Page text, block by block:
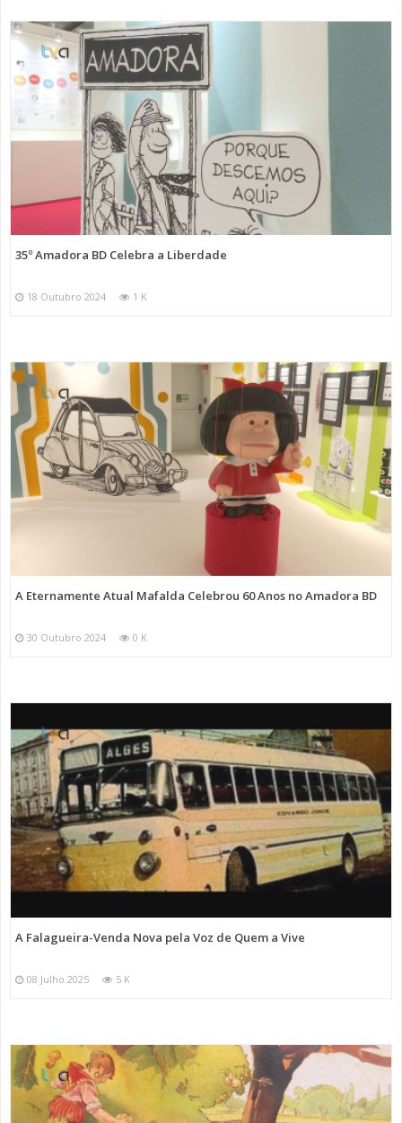
35º Amadora BD Celebra a Liberdade
18 Outubro 2024 1 K
A Eternamente Atual Mafalda Celebrou 60 Anos no Amadora BD
30 Outubro 2024 0 K
A Falagueira-Venda Nova pela Voz de Quem a Vive
08 Julho 2025 5 K